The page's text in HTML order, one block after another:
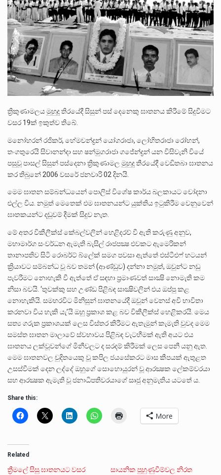
බන්ධනාගාර රැදවියන් 1,021 දෙනෙකු ඉකුත් වසර පහක කාලය තුලදී (2020 ජනවාරි 01 සිට 2025 දෙසැම්බර්…
දිවයින පුරා පිහිටි බන්ධනාගාරවල පවතින දැඩි තදබදය හේතුවෙන් බන්ධනාගාර පද්ධතිය තුළ දැඩි අවදානම් තත්ත්වයක් නිර්මාණය…
නව පරිසර පනත යටතේ ශබ්ද දූෂණය සම්බන්ධයෙන් කටයුතු කිරීමට නව රෙගුලාසි ගෙන ඒමට මධ්‍යම පරිසර…
ත්‍රිකුණාමලය මුහුදු තිරයේදී සිසුන් පස් දෙනෙකු ඝාතනය කිරීමේ සිදුවීමට
වසර 19ක් ඉකුත්ව තිබේ.
මනෝහරන් රජිකර්, හේමචන්ද්‍රන් යෝගරාජා, ලෝහිතරාජා රෝහන්,
තංගතුරෙයි සිවානන්දා සහ ෂන්මුගරාජා ගජේන්ද්‍රන් යන විසිවැනි වියේ
පසුවූ පාසල් සිසුන් පස්දෙනා ත්‍රිකුණාමල මුහුදු තීරයේදී වෙඩිතබා ඝාතනය
කර තිබුනේ 2006 වසරේ ජනවාරි 02 දිනයි.
මෙම ඝාතන සම්බන්ධයෙන් පොලිස් විශේෂ කාර්ය බලකායට චෝදනා
එල්ල විය. නමුත් මෙතෙක් එම ඝාතනයන්ට යුක්තිය ඉටුකිරීම වෙනුවෙන්
ඝාතකයන්ට දඬුවම් දීමක් සිදුව නැත.
මේ අතර විකීලීක්ස් කේබල්වලින් හෙළිදරව් වී ඇති කරුණු අනුව,
මහාමාර්ග සංවර්ධන ඇමැති බැසිල් රාජපක්‍ෂ එවකට ඇමෙරිකන්
තානාපතිව සිටි රොබර්ට් බ්ලේක් සමග පවසා ඇත්තේ එස්ටීඑෆ් භටයන්
ක්‍රියාවට සම්බන්ධ වූ බව තමන් (ආණ්ඩුව) දන්නා නමුත්, ඔවුන්ට නඩු
පැවරීමට නොහැකි වී ඇත්තේ ඒ සඳහා ප්‍රමාණවත් සාක්‍ෂි නොමැති කම
නිසා බවයි. ‘තුවක්කු සහ උණ්ඩ පිළිබඳ සාක්‍ෂිවලින් එය ඔප්පු කළ
නොහැකියි. සමහරවිට මිනිසුන් ඝාතනයේදී ඔවුන් වෙනස් අවි භාවිතා
කරනවා විය හැකි යැ’යි ඔහු ප්‍රකාශ කළ බව විකීලීක්ස් හෙළිකරයි. මෙය
සත්‍ය ගරුක ප්‍රකාශයක් ලෙස විස්තර කිරීමට ඇතැමුන් කැමැති වුවද මෙම
සමස්ත ඝාතන මාලාවේ ස්වභාවය පිළිබඳ වැටහීමක් ඇති අයට එය
ඝාතනය ලක්වූවන්ගේ මිනීවලට ද සරදම් කිරීමක් ලෙස පෙනී යනු ඇත.
මෙම ඝාතනවල චුදිතයෙකු වූ කපිල ජයසේකරට මාස කීපයක් ඇතුළත
උසස්වීමක් දෙන ලද්දේ ඔහුගේ සොහොයුරන් වූ ආරක්‍ෂක ලේකම්වරයා
සහ ආරක්‍ෂක ඇමැති වූ ජනාධිපතිවරයාගේ සෘජු අනුමැතිය යටතේ ය.
Share this:
More
Related
ත්‍රීමලේ සිසු ඝාතනයට වසර
සායනික පුහුණුවීම්වල නිරත